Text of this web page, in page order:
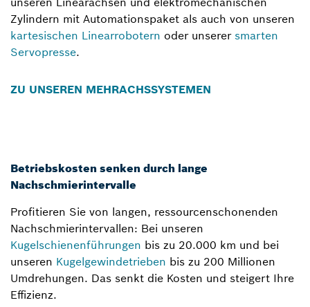
Zylindern mit Automationspaket als auch von unseren
kartesischen Linearrobotern oder unserer smarten
Servopresse.
ZU UNSEREN MEHRACHSSYSTEMEN
Betriebskosten senken durch lange
Nachschmierintervalle
Profitieren Sie von langen, ressourcenschonenden
Nachschmierintervallen: Bei unseren
Kugelschienenführungen bis zu 20.000 km und bei
unseren Kugelgewindetrieben bis zu 200 Millionen
Umdrehungen. Das senkt die Kosten und steigert Ihre
Effizienz.